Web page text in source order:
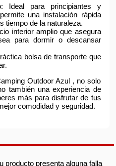
Ideal para principiantes y
una instalación rápida
tiempo de la naturaleza.
interior amplio que asegura
para dormir o descansar
bolsa de transporte que
Outdoor Azul , no solo
también una experiencia de
más para disfrutar de tus
comodidad y seguridad.
producto presenta alguna falla